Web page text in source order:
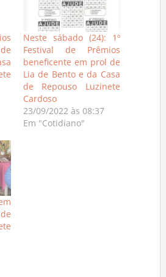
Neste sábado (24): 1º
Festival de Prêmios
beneficente em prol de
Lia de Bento e da Casa
de Repouso Luzinete
Cardoso
23/09/2022 às 08:37
Em "Cotidiano"